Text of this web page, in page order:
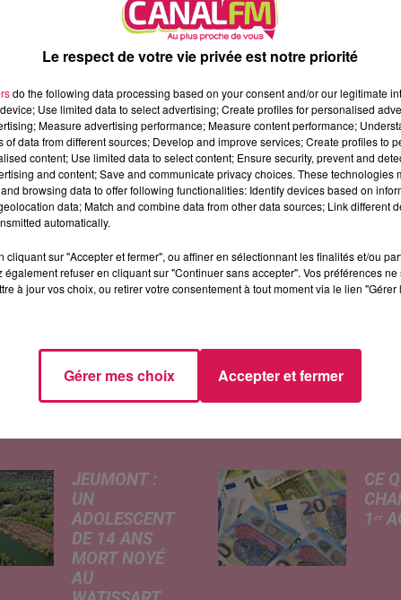
au handicap à Le Quesnoy.
près les différents handicaps via une mise en situation. (
JEUMONT :
UN
ADOLESCENT
DE 14 ANS
MORT NOYÉ
AU
CE
1ᵉʳ
Le respect de votre vie privée est notre priorité
do the following data processing based on your consent and/or our legitimate
Use limited data to select advertising; Create profiles for personalised
Measure advertising performance; Measure content performance;
of data from different sources; Develop and improve services; Create profiles to
content; Use limited data to select content; Ensure security, prevent and
and content; Save and communicate privacy choices. These technologies
browsing data to offer following functionalities: Identify devices based on
data; Match and combine data from other data sources; Link different
automatically.
cliquant sur "Accepter et fermer", ou affiner en sélectionnant les finalités et/ou
également refuser en cliquant sur "Continuer sans accepter". Vos préférences
à jour vos choix, ou retirer votre consentement à tout moment via le lien
Gérer mes choix Accepter et fermer